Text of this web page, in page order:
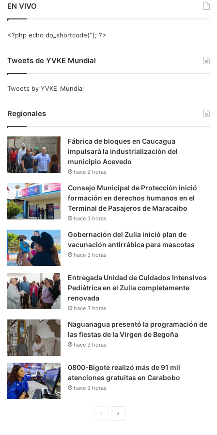
EN VIVO
<?php echo do_shortcode(‘‘); ?>
Tweets de YVKE Mundial
Tweets by YVKE_Mundial
Regionales
Fábrica de bloques en Caucagua
impulsará la industrialización del
municipio Acevedo
hace 2 horas
Consejo Municipal de Protección inició
formación en derechos humanos en el
Terminal de Pasajeros de Maracaibo
hace 3 horas
Gobernación del Zulia inició plan de
vacunación antirrábica para mascotas
hace 3 horas
Entregada Unidad de Cuidados Intensivos
Pediátrica en el Zulia completamente
renovada
hace 3 horas
Naguanagua presentó la programación de
las fiestas de la Virgen de Begoña
hace 3 horas
0800-Bigote realizó más de 91 mil
atenciones gratuitas en Carabobo
hace 3 horas